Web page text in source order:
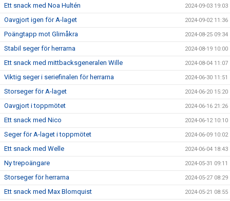
Ett snack med Noa Hultén 2024-09-03 19:03
Oavgjort igen för A-laget 2024-09-02 11:36
Poängtapp mot Glimåkra 2024-08-25 09:34
Stabil seger för herrarna 2024-08-19 10:00
Ett snack med mittbacksgeneralen Wille 2024-08-04 11:07
Viktig seger i seriefinalen för herrarna 2024-06-30 11:51
Storseger för A-laget 2024-06-20 15:20
Oavgjort i toppmötet 2024-06-16 21:26
Ett snack med Nico 2024-06-12 10:10
Seger för A-laget i toppmötet 2024-06-09 10:02
Ett snack med Welle 2024-06-04 18:43
Ny trepoängare 2024-05-31 09:11
Storseger för herrarna 2024-05-27 08:29
Ett snack med Max Blomquist 2024-05-21 08:55